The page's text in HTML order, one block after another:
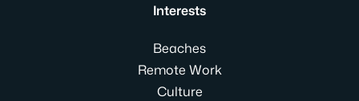
Interests
Beaches
Remote Work
Culture